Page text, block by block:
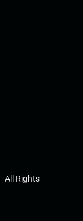
All Rights